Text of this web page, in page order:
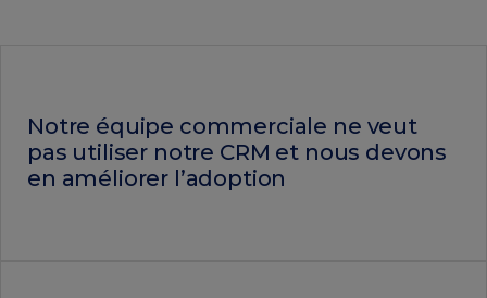
Notre équipe commerciale ne veut
pas utiliser notre CRM et nous devons
en améliorer l’adoption